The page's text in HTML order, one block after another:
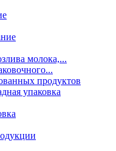
молока,...
продуктов
упаковка